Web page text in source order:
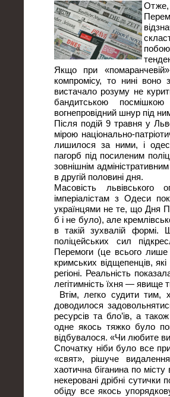
Отже,
Якщо при
компромісу, то нині
вистачало розуму не
бандитською
вогнепровідний шнур під
Після подій 9 травня у
мірою національно-
лишилося за ними, і
пагорб під посиленим
зовнішнім
в другій половині дня.
Масовість
імперіалістам з Одеси
українцями не те, що Дня
б і не було), але
в такій зухвалій формі.
поліцейських сил
Перемоги (це всього лише
кримських відщепенців,
регіоні. Реальність
легітимність їхня — явище
Втім, легко судити тим,
доводилося
ресурсів та бло’ів, а
одне якось тяжко було
відбувалося. «Чи любите
Спочатку ніби було все
«свят», рішуче
хаотична біганина по місту
некеровані дрібні
обіду все якось